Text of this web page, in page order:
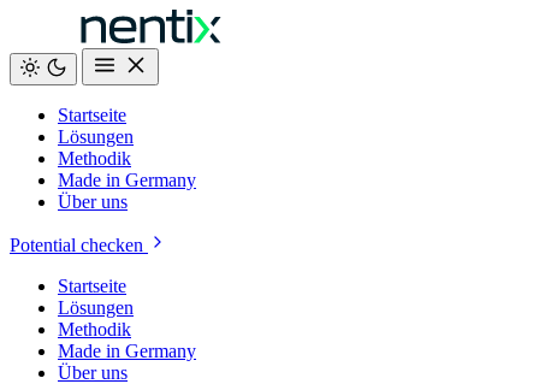
Startseite
Lösungen
Methodik
Made in Germany
Über uns
Potential checken
Startseite
Lösungen
Methodik
Made in Germany
Über uns